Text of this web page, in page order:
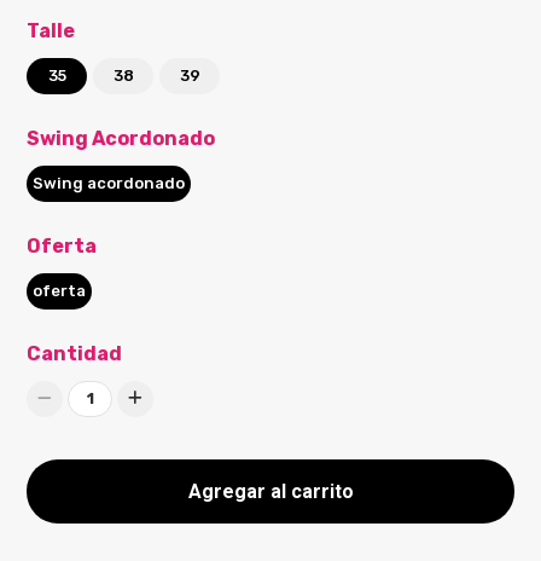
Talle
35 38 39
Swing Acordonado
Swing acordonado
Oferta
oferta
Cantidad
1
Agregar al carrito